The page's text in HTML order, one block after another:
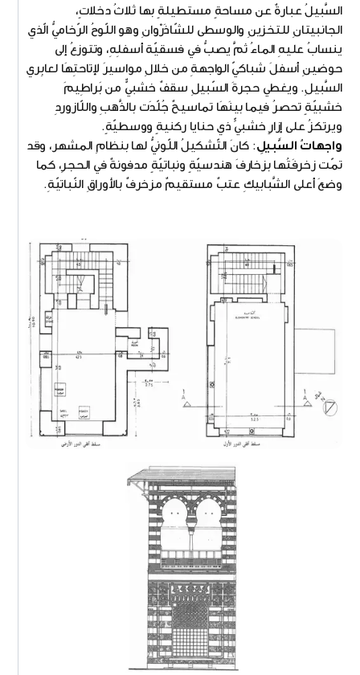
السَّبيلُ عبارةٌ عن مساحةٍ مستطيلةٍ بها ثلاثُ دخلاتٍ،
الجانبيتانِ للتخزينِ والوسطى للشّاذَرْوانِ وهو اللّوحُ الرّخاميُّ الّذي
ينسابُ عليهِ الماءُ ثمَّ يصبُّ في فسقيّة أسفلِهِ، وتتوزعُ إلى
حوضينِ أسفلَ شباكيّ الواجهةِ من خلالِ مواسيرَ لإتاحتِهَا لعابِري
السَّبيلِ. ويغطي حجرةَ السّبيلِ سقفٌ خشبيٌّ من بَراطِيمَ
خشبيّةٍ تحصرُ فيما بينَهَا تماسيحٌ جُلّدَت بالذَّهبِ واللّازوردِ
ويرتكزُ على إزارٍ خشبيٍّ ذي حنايا ركنيةٍ ووسطيّةٍ.
واجهاتُ السَّبيلِ: كانَ التّشكيلُ اللّونيُّ لها بنظامِ المشهر، وقد
تمّت زخرفَتُها بزخارفَ هندسيّةٍ ونباتيّةٍ مدفونةٌ في الحجرِ، كما
وضعَ أعلى الشَّبابيكِ عتبٌ مستقيمٌ مزخرفٌ بالأوراقِ النّباتيّةِ.